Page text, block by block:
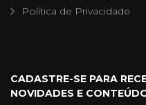
Política de Privacidade
CADASTRE-SE PARA
NOVIDADES E